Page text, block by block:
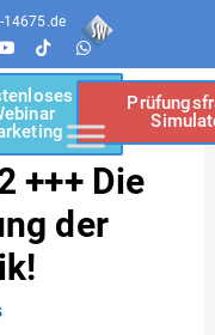
14675.de
+++ Die
der